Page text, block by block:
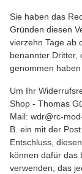
Sie haben das
Gründen diesen
vierzehn Tage ab
benannter Dritter,
genommen
Um Ihr
Shop - Thomas
Mail: wdr@rc-
B. ein mit der
Entschluss,
können dafür das
verwenden, das